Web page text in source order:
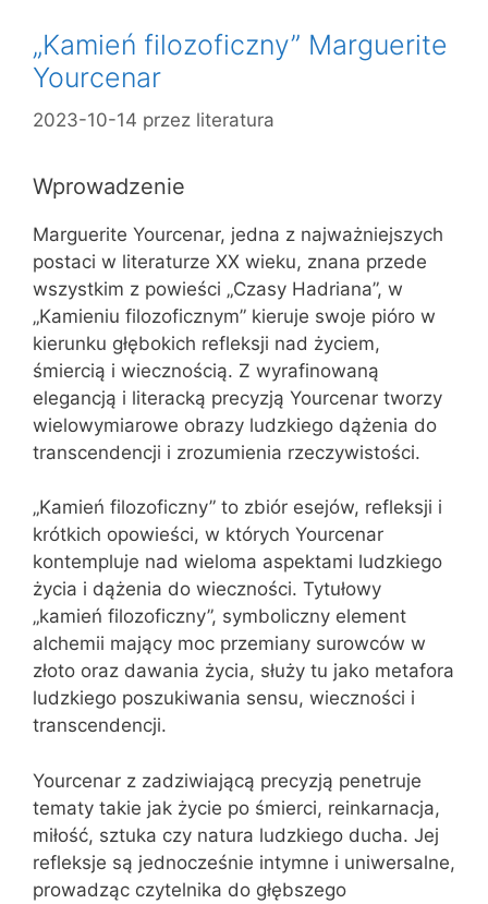
„Kamień filozoficzny” Marguerite
Yourcenar
2023-10-14 przez literatura
Wprowadzenie
Marguerite Yourcenar, jedna z najważniejszych
postaci w literaturze XX wieku, znana przede
wszystkim z powieści „Czasy Hadriana”, w
„Kamieniu filozoficznym” kieruje swoje pióro w
kierunku głębokich refleksji nad życiem,
śmiercią i wiecznością. Z wyrafinowaną
elegancją i literacką precyzją Yourcenar tworzy
wielowymiarowe obrazy ludzkiego dążenia do
transcendencji i zrozumienia rzeczywistości.
„Kamień filozoficzny” to zbiór esejów, refleksji i
krótkich opowieści, w których Yourcenar
kontempluje nad wieloma aspektami ludzkiego
życia i dążenia do wieczności. Tytułowy
„kamień filozoficzny”, symboliczny element
alchemii mający moc przemiany surowców w
złoto oraz dawania życia, służy tu jako metafora
ludzkiego poszukiwania sensu, wieczności i
transcendencji.
Yourcenar z zadziwiającą precyzją penetruje
tematy takie jak życie po śmierci, reinkarnacja,
miłość, sztuka czy natura ludzkiego ducha. Jej
refleksje są jednocześnie intymne i uniwersalne,
prowadząc czytelnika do głębszego